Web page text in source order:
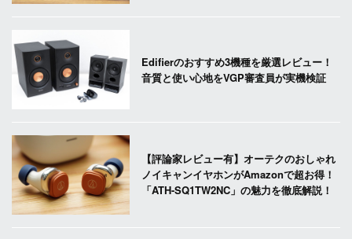
Edifierのおすすめ3機種を厳選レビュー！
音質と使い心地をVGP審査員が実機検証
【評論家レビュー有】オーテクのおしゃれ
ノイキャンイヤホンがAmazonで超お得！
「ATH-SQ1TW2NC」の魅力を徹底解説！